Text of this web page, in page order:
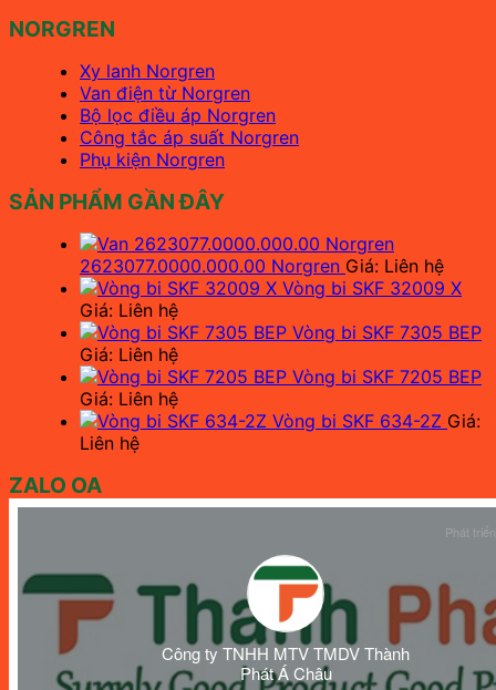
NORGREN
Xy lanh Norgren
Van điện từ Norgren
Bộ lọc điều áp Norgren
Công tắc áp suất Norgren
Phụ kiện Norgren
SẢN PHẨM GẦN ĐÂY
2623077.0000.000.00 Norgren Giá: Liên hệ
Vòng bi SKF 32009 X
Giá: Liên hệ
Vòng bi SKF 7305 BEP
Giá: Liên hệ
Vòng bi SKF 7205 BEP
Giá: Liên hệ
Vòng bi SKF 634-2Z Giá:
Liên hệ
ZALO OA